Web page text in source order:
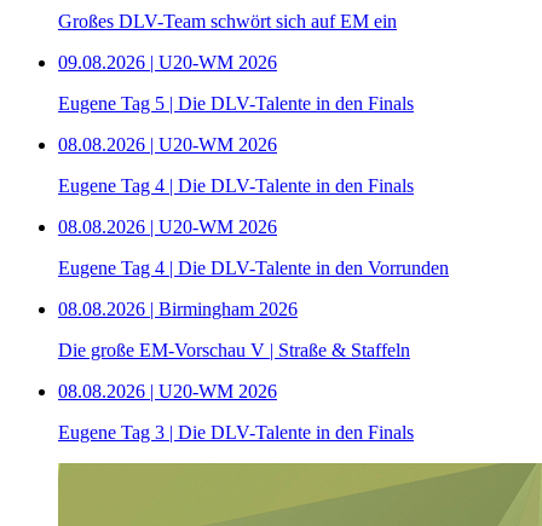
Großes DLV-Team schwört sich auf EM ein
09.08.2026 | U20-WM 2026
Eugene Tag 5 | Die DLV-Talente in den Finals
08.08.2026 | U20-WM 2026
Eugene Tag 4 | Die DLV-Talente in den Finals
08.08.2026 | U20-WM 2026
Eugene Tag 4 | Die DLV-Talente in den Vorrunden
08.08.2026 | Birmingham 2026
Die große EM-Vorschau V | Straße & Staffeln
08.08.2026 | U20-WM 2026
Eugene Tag 3 | Die DLV-Talente in den Finals